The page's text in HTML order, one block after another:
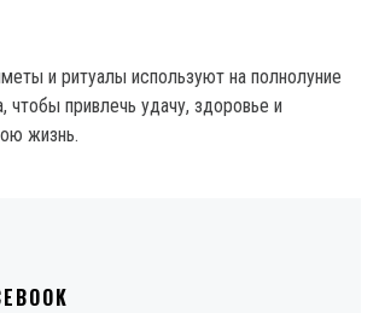
и ритуалы используют на полнолуние
чтобы привлечь удачу, здоровье и
жизнь.